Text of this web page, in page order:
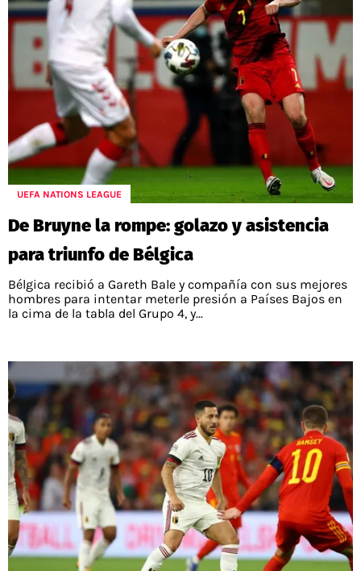
UEFA NATIONS LEAGUE
De Bruyne la rompe: golazo y asistencia
para triunfo de Bélgica
Bélgica recibió a Gareth Bale y compañía con sus mejores
hombres para intentar meterle presión a Países Bajos en
la cima de la tabla del Grupo 4, y...